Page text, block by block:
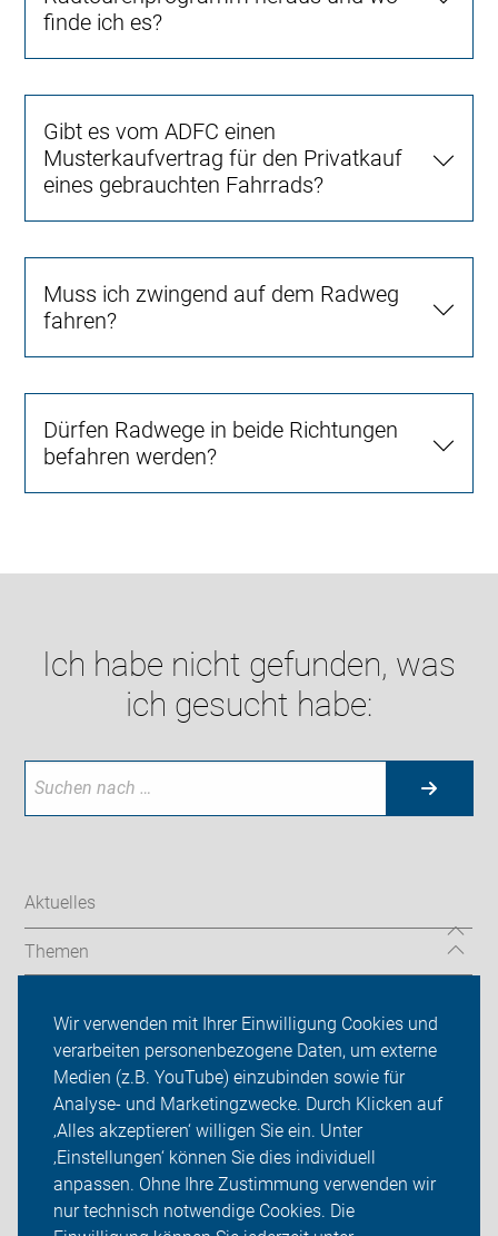
Wir verwenden mit Ihrer Einwilligung Cookies und
verarbeiten personenbezogene Daten, um externe
Medien (z.B. YouTube) einzubinden sowie für
Analyse- und Marketingzwecke. Durch Klicken auf
‚Alles akzeptieren‘ willigen Sie ein. Unter
‚Einstellungen‘ können Sie dies individuell
anpassen. Ohne Ihre Zustimmung verwenden wir
nur technisch notwendige Cookies. Die
finde ich es?
Gibt es vom ADFC einen
Musterkaufvertrag für den Privatkauf
eines gebrauchten Fahrrads?
Muss ich zwingend auf dem Radweg
fahren?
Dürfen Radwege in beide Richtungen
befahren werden?
Ich habe nicht gefunden, was
ich gesucht habe:
Aktuelles
Themen
Spenden
ADFC Leipzig
Sei dabei
Presse